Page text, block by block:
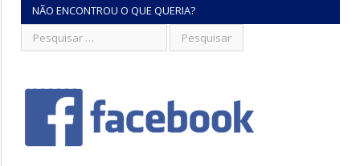
NÃO ENCONTROU O QUE QUERIA?